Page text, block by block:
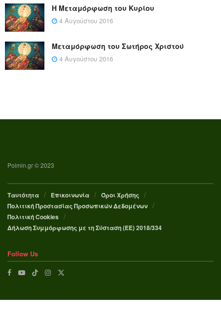
Η Μεταμόρφωση του Κυρίου
4 Αυγούστου 2016
Μεταμόρφωση του Σωτήρος Χριστού
4 Αυγούστου 2016
Poimin.gr © 2023
Ταυτότητα Επικοινωνία
Όροι Χρήσης
Πολιτική Προστασίας Προσωπικών Δεδομένων
Πολιτική Cookies
Δήλωση Συμμόρφωσης με τη Σύσταση (ΕΕ) 2018/334
Follow Us